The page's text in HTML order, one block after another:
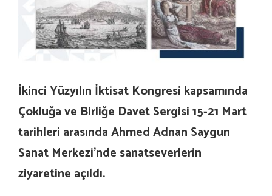
İkinci Yüzyılın İktisat Kongresi kapsamında
Çokluğa ve Birliğe Davet Sergisi 15-21 Mart
tarihleri arasında Ahmed Adnan Saygun
Sanat Merkezi’nde sanatseverlerin
ziyaretine açıldı.